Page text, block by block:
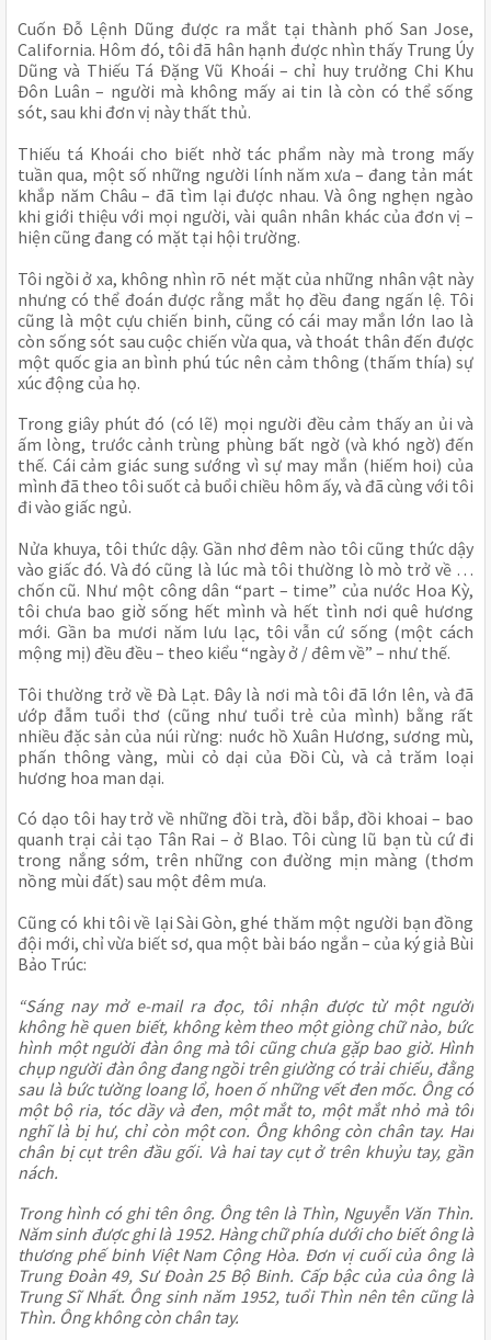
Cuốn Đỗ Lệnh Dũng được ra mắt tại thành phố San Jose,
California. Hôm đó, tôi đã hân hạnh được nhìn thấy Trung Úy
Dũng và Thiếu Tá Đặng Vũ Khoái – chỉ huy trưởng Chi Khu
Đôn Luân – người mà không mấy ai tin là còn có thể sống
sót, sau khi đơn vị này thất thủ.
Thiếu tá Khoái cho biết nhờ tác phẩm này mà trong mấy
tuần qua, một số những người lính năm xưa – đang tản mát
khắp năm Châu – đã tìm lại được nhau. Và ông nghẹn ngào
khi giới thiệu với mọi người, vài quân nhân khác của đơn vị –
hiện cũng đang có mặt tại hội trường.
Tôi ngồi ở xa, không nhìn rõ nét mặt của những nhân vật này
nhưng có thể đoán được rằng mắt họ đều đang ngấn lệ. Tôi
cũng là một cựu chiến binh, cũng có cái may mắn lớn lao là
còn sống sót sau cuộc chiến vừa qua, và thoát thân đến được
một quốc gia an bình phú túc nên cảm thông (thấm thía) sự
xúc động của họ.
Trong giây phút đó (có lẽ) mọi người đều cảm thấy an ủi và
ấm lòng, trước cảnh trùng phùng bất ngờ (và khó ngờ) đến
thế. Cái cảm giác sung sướng vì sự may mắn (hiếm hoi) của
mình đã theo tôi suốt cả buổi chiều hôm ấy, và đã cùng với tôi
đi vào giấc ngủ.
Nửa khuya, tôi thức dậy. Gần nhơ đêm nào tôi cũng thức dậy
vào giấc đó. Và đó cũng là lúc mà tôi thường lò mò trở về …
chốn cũ. Như một công dân “part – time” của nước Hoa Kỳ,
tôi chưa bao giờ sống hết mình và hết tình nơi quê hương
mới. Gần ba mươi năm lưu lạc, tôi vẫn cứ sống (một cách
mộng mị) đều đều – theo kiểu “ngày ở / đêm về” – như thế.
Tôi thường trở về Đà Lạt. Đây là nơi mà tôi đã lớn lên, và đã
ướp đẫm tuổi thơ (cũng như tuổi trẻ của mình) bằng rất
nhiều đặc sản của núi rừng: nuớc hồ Xuân Hương, sương mù,
phấn thông vàng, mùi cỏ dại của Đồi Cù, và cả trăm loại
hương hoa man dại.
Có dạo tôi hay trở về những đồi trà, đồi bắp, đồi khoai – bao
quanh trại cải tạo Tân Rai – ở Blao. Tôi cùng lũ bạn tù cứ đi
trong nắng sớm, trên những con đường mịn màng (thơm
nồng mùi đất) sau một đêm mưa.
Cũng có khi tôi về lại Sài Gòn, ghé thăm một người bạn đồng
đội mới, chỉ vừa biết sơ, qua một bài báo ngắn – của ký giả Bùi
Bảo Trúc:
“Sáng nay mở e-mail ra đọc, tôi nhận được từ một người
không hề quen biết, không kèm theo một giòng chữ nào, bức
hình một người đàn ông mà tôi cũng chưa gặp bao giờ. Hình
chụp người đàn ông đang ngồi trên giường có trải chiếu, đằng
sau là bức tường loang lổ, hoen ố những vết đen mốc. Ông có
một bộ ria, tóc dầy và đen, một mắt to, một mắt nhỏ mà tôi
nghĩ là bị hư, chỉ còn một con. Ông không còn chân tay. Hai
chân bị cụt trên đầu gối. Và hai tay cụt ở trên khuỷu tay, gần
nách.
Trong hình có ghi tên ông. Ông tên là Thìn, Nguyễn Văn Thìn.
Năm sinh được ghi là 1952. Hàng chữ phía dưới cho biết ông là
thương phế binh Việt Nam Cộng Hòa. Ðơn vị cuối của ông là
Trung Ðoàn 49, Sư Ðoàn 25 Bộ Binh. Cấp bậc của của ông là
Trung Sĩ Nhất. Ông sinh năm 1952, tuổi Thìn nên tên cũng là
Thìn. Ông không còn chân tay.